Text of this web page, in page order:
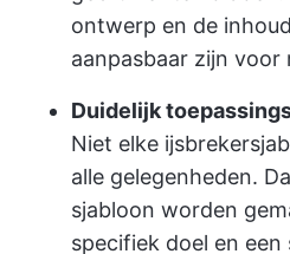
ontwerp en de
aanpasbaar zijn voor
Duidelijk
Niet elke
alle gelegenheden.
sjabloon worden
specifiek doel en een